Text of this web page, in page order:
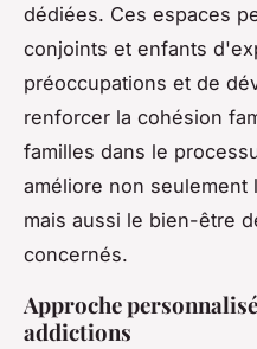
dédiées. Ces espaces
conjoints et enfants
préoccupations et de
renforcer la cohésion
familles dans le
améliore non
mais aussi le bien-être
concernés.
Approche
addictions